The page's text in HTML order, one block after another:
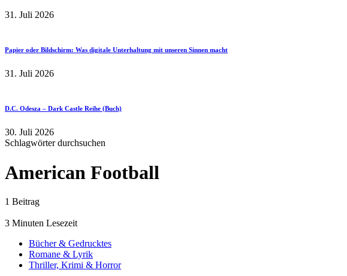
31. Juli 2026
Papier oder Bildschirm: Was digitale Unterhaltung mit unseren Sinnen macht
31. Juli 2026
D.C. Odesza – Dark Castle Reihe (Buch)
30. Juli 2026
Schlagwörter durchsuchen
American Football
1 Beitrag
3 Minuten Lesezeit
Bücher & Gedrucktes
Romane & Lyrik
Thriller, Krimi & Horror